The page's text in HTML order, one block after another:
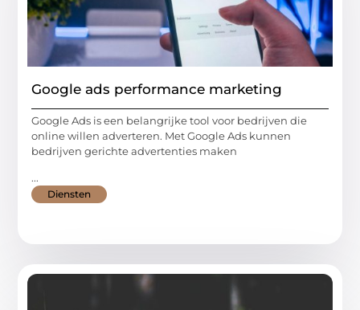
Google ads performance marketing
Google Ads is een belangrijke tool voor bedrijven die
online willen adverteren. Met Google Ads kunnen
bedrijven gerichte advertenties maken
...
Diensten